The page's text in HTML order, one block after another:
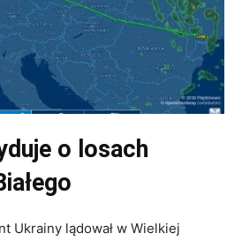
o losach
Ukrainy lądował w Wielkiej